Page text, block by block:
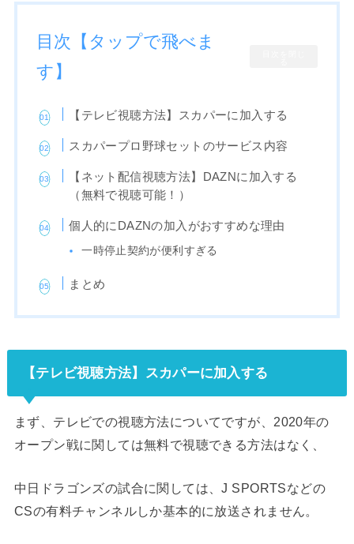
目次【タップで飛べま
す】
【テレビ視聴方法】スカパーに加入する
スカパープロ野球セットのサービス内容
【ネット配信視聴方法】DAZNに加入する
（無料で視聴可能！）
個人的にDAZNの加入がおすすめな理由
一時停止契約が便利すぎる
まとめ
【テレビ視聴方法】スカパーに加入する
まず、テレビでの視聴方法についてですが、2020年の
オープン戦に関しては無料で視聴できる方法はなく、
中日ドラゴンズの試合に関しては、J SPORTSなどの
CSの有料チャンネルしか基本的に放送されません。